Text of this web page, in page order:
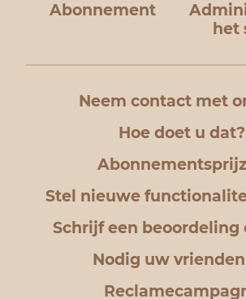
Abonnement
het
Neem contact met
Hoe doet u dat?
Stel nieuwe
Schrijf een beoordeling
Nodig uw